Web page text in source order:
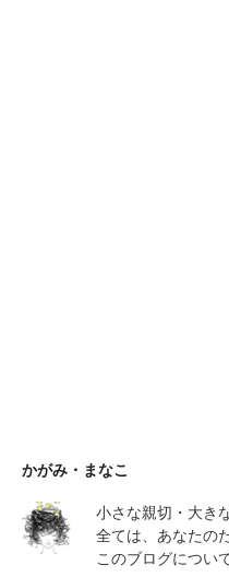
かがみ・まなこ
小さな親切・大き
全ては、あなたの
このブログについ